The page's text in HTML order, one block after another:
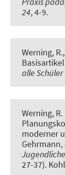
24, 4-9.
Werning, R.
alle
Werning, R.
moderner
Gehrmann,
27-37).